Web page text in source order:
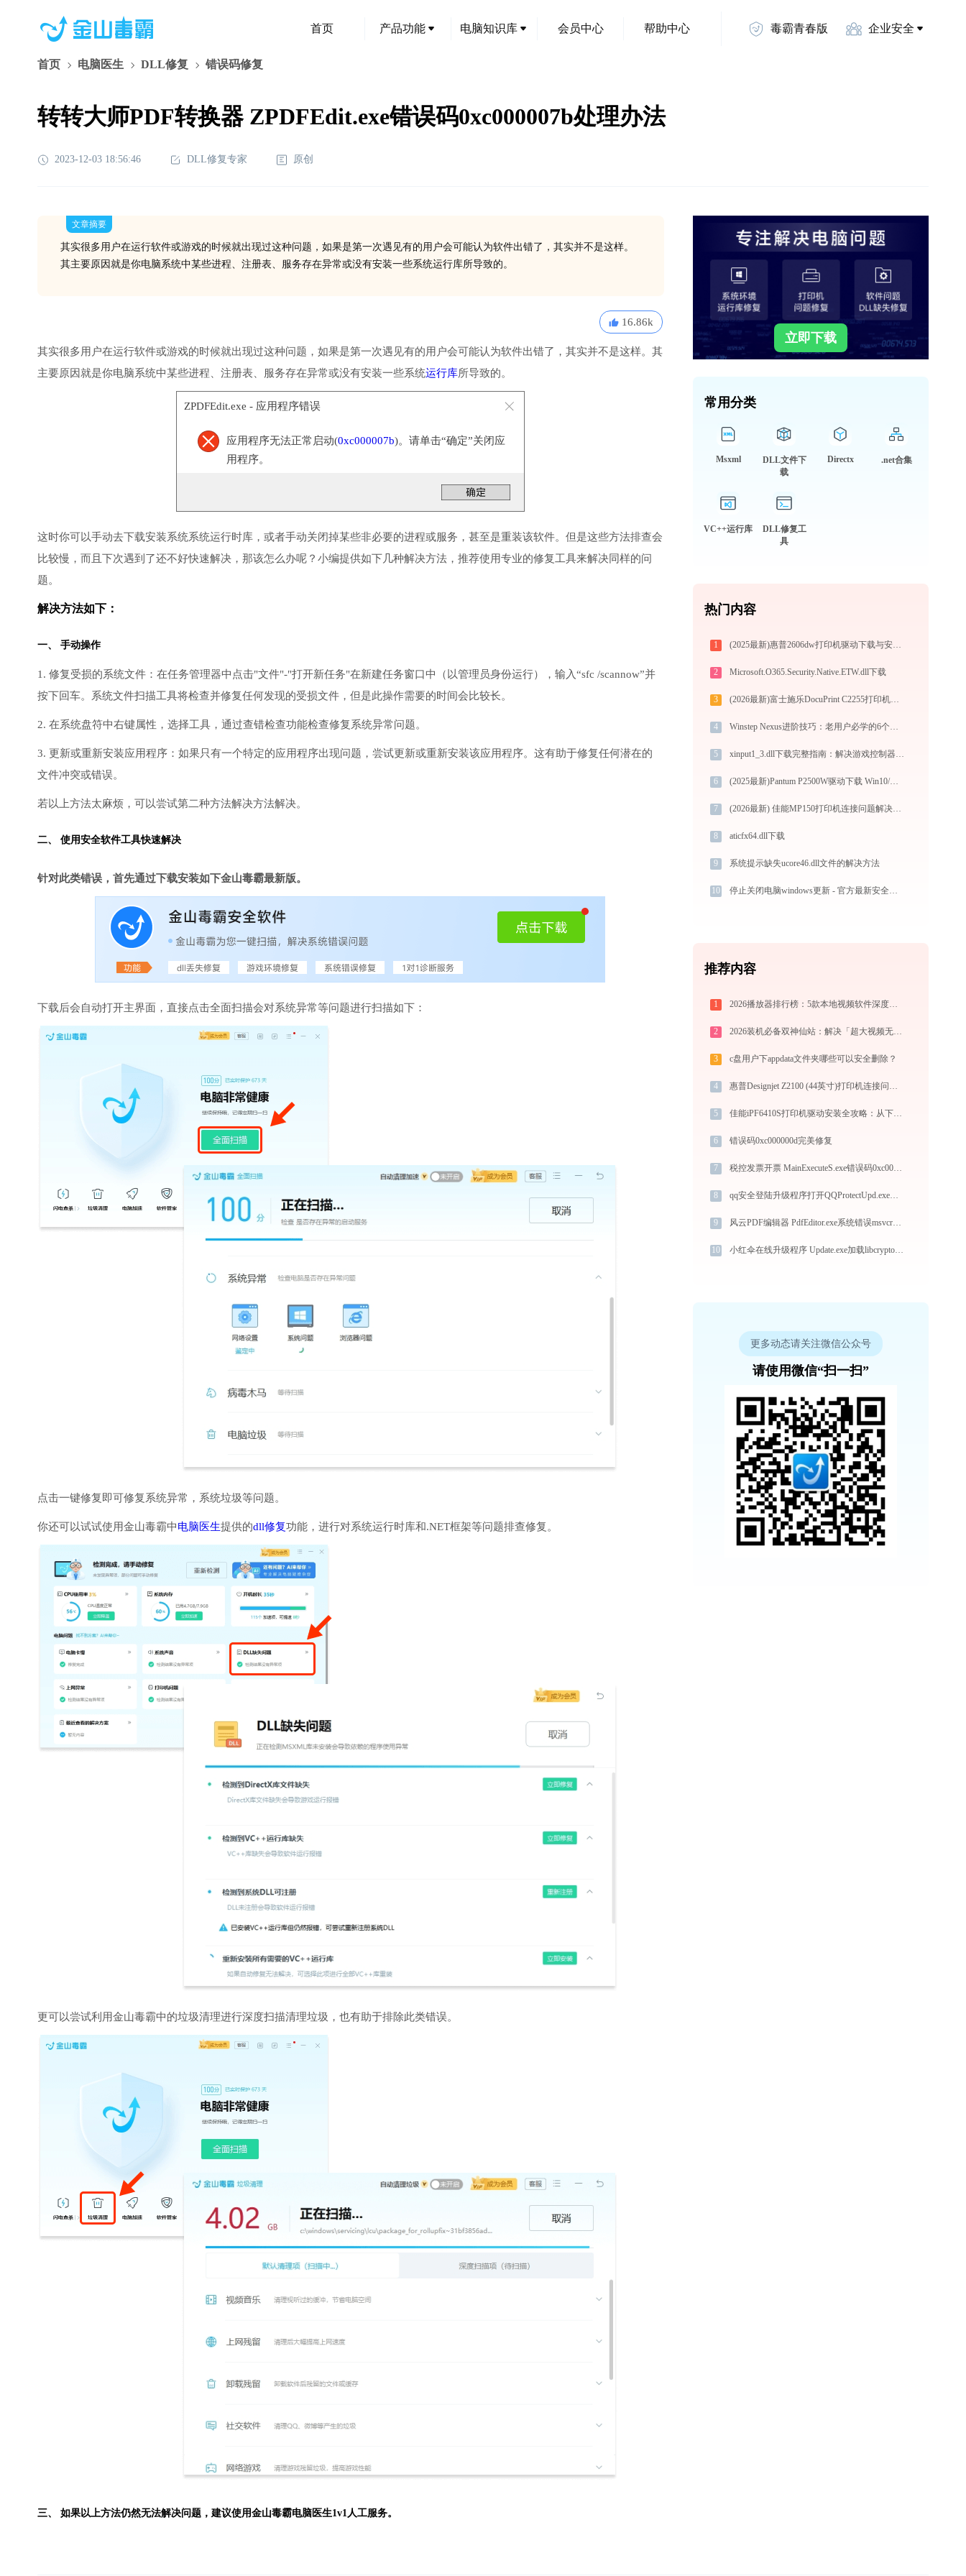
首页 产品功能 电脑知识库 会员中心 帮助中心 毒霸青春版 企业安全
首页 电脑医生 DLL修复 错误码修复
转转大师PDF转换器 ZPDFEdit.exe错误码0xc000007b处理办法
2023-12-03 18:56:46 DLL修复专家 原创
文章摘要
其实很多用户在运行软件或游戏的时候就出现过这种问题，如果是第一次遇见有的用户会可能认为软件出错了，其实并不是这样。
其主要原因就是你电脑系统中某些进程、注册表、服务存在异常或没有安装一些系统运行库所导致的。
16.86k
其实很多用户在运行软件或游戏的时候就出现过这种问题，如果是第一次遇见有的用户会可能认为软件出错了，其实并不是这样。其
主要原因就是你电脑系统中某些进程、注册表、服务存在异常或没有安装一些系统运行库所导致的。
ZPDFEdit.exe - 应用程序错误
应用程序无法正常启动(0xc000007b)。请单击“确定”关闭应
用程序。
这时你可以手动去下载安装系统系统运行时库，或者手动关闭掉某些非必要的进程或服务，甚至是重装该软件。但是这些方法排查会
比较慢，而且下次遇到了还不好快速解决，那该怎么办呢？小编提供如下几种解决方法，推荐使用专业的修复工具来解决同样的问
题。
解决方法如下：
一、 手动操作
1. 修复受损的系统文件：在任务管理器中点击"文件"-"打开新任务"在新建任务窗口中（以管理员身份运行），输入“sfc /scannow”并
按下回车。系统文件扫描工具将检查并修复任何发现的受损文件，但是此操作需要的时间会比较长。
2. 在系统盘符中右键属性，选择工具，通过查错检查功能检查修复系统异常问题。
3. 更新或重新安装应用程序：如果只有一个特定的应用程序出现问题，尝试更新或重新安装该应用程序。这有助于修复任何潜在的
文件冲突或错误。
若以上方法太麻烦，可以尝试第二种方法解决方法解决。
二、 使用安全软件工具快速解决
针对此类错误，首先通过下载安装如下金山毒霸最新版。
下载后会自动打开主界面，直接点击全面扫描会对系统异常等问题进行扫描如下：
点击一键修复即可修复系统异常，系统垃圾等问题。
你还可以试试使用金山毒霸中电脑医生提供的dll修复功能，进行对系统运行时库和.NET框架等问题排查修复。
更可以尝试利用金山毒霸中的垃圾清理进行深度扫描清理垃圾，也有助于排除此类错误。
三、 如果以上方法仍然无法解决问题，建议使用金山毒霸电脑医生1v1人工服务。
立即下载
常用分类
Msxml
DLL文件下
载
Directx .net合集
VC++运行库
DLL修复工
具
热门内容
1 (2025最新)惠普2606dw打印机驱动下载与安装指南 | 官方驱动支持
2 Microsoft.O365.Security.Native.ETW.dll下载
3 (2026最新)富士施乐DocuPrint C2255打印机驱动安装全攻略：从下载到安装完全教程
4 Winstep Nexus进阶技巧：老用户必学的6个高效操作
5 xinput1_3.dll下载完整指南：解决游戏控制器缺失问题｜官方免费32/64位版本
6 (2025最新)Pantum P2500W驱动下载 Win10/Win11 图文安装教程
7 (2026最新) 佳能MP150打印机连接问题解决方法 - 金山毒霸
8 aticfx64.dll下载
9 系统提示缺失ucore46.dll文件的解决方法
10 停止关闭电脑windows更新 - 官方最新安全教程
推荐内容
1 2026播放器排行榜：5款本地视频软件深度对比与推荐
2 2026装机必备双神仙站：解决「超大视频无损压缩」与「冷门格式4K高清播放」的终极方案
3 c盘用户下appdata文件夹哪些可以安全删除？
4 惠普Designjet Z2100 (44英寸)打印机连接问题解决方法-金山毒霸
5 佳能iPF6410S打印机驱动安装全攻略：从下载到安装完全教程
6 错误码0xc000000d完美修复
7 税控发票开票 MainExecuteS.exe错误码0xc000000d处理办法
8 qq安全登陆升级程序打开QQProtectUpd.exe提示0xc000009a错误码怎么办
9 风云PDF编辑器 PdfEditor.exe系统错误msvcr100.dll丢失如何解决
10 小红伞在线升级程序 Update.exe加载libcrypto-1_1.dll文件丢失处理办法
更多动态请关注微信公众号
请使用微信“扫一扫”